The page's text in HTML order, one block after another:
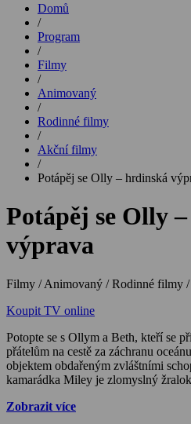
Domů
/
Program
/
Filmy
/
Animovaný
/
Rodinné filmy
/
Akční filmy
/
Potápěj se Olly – hrdinská
Potápěj se Olly
výprava
Filmy / Animovaný / Rodinné filmy
Koupit TV online
Potopte se s Ollym a Beth, kteří se
přátelům na cestě za záchranu
objektem obdařeným zvláštními
kamarádka Miley je zlomyslný
opuštěném vraku najde truhlu s
Zobrazit více